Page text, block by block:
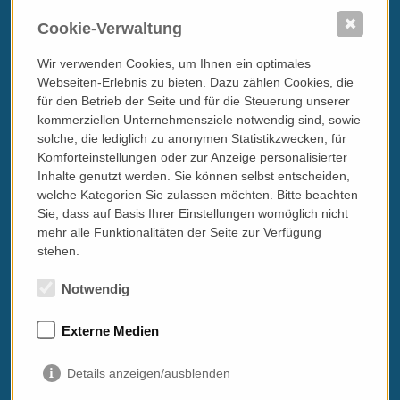
Martin Martschnig - italissimo.at
italissimo's Blog
Cookie-Verwaltung
Wir verwenden Cookies, um Ihnen ein optimales
Webseiten-Erlebnis zu bieten. Dazu zählen Cookies, die
für den Betrieb der Seite und für die Steuerung unserer
kommerziellen Unternehmensziele notwendig sind, sowie
solche, die lediglich zu anonymen Statistikzwecken, für
Komforteinstellungen oder zur Anzeige personalisierter
Inhalte genutzt werden. Sie können selbst entscheiden,
welche Kategorien Sie zulassen möchten. Bitte beachten
Sie, dass auf Basis Ihrer Einstellungen womöglich nicht
mehr alle Funktionalitäten der Seite zur Verfügung
stehen.
Notwendig
Externe Medien
Details anzeigen/ausblenden
✖